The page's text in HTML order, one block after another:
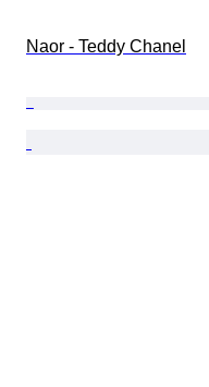
Naor - Teddy Chanel